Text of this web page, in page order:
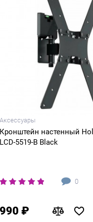
Аксессуары
Кронштейн настенный
LCD-5519-B Black
0
990 ₽